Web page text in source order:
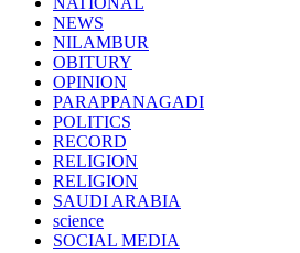
NEWS
NILAMBUR
OBITURY
OPINION
PARAPPANAGADI
POLITICS
RECORD
RELIGION
RELIGION
SAUDI ARABIA
science
SOCIAL MEDIA